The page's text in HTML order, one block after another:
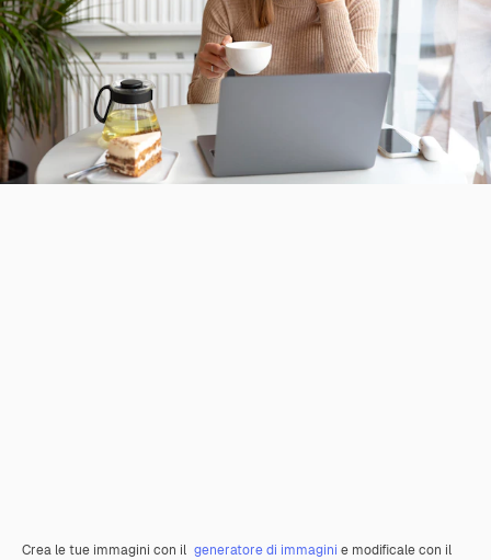
Crea le tue immagini con il generatore di immagini e modificale con il